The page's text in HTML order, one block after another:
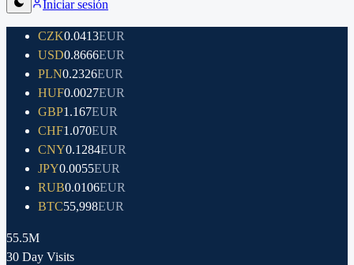
Iniciar sesión
CZK0.0413EUR
USD0.8666EUR
PLN0.2326EUR
HUF0.0027EUR
GBP1.167EUR
CHF1.070EUR
CNY0.1284EUR
JPY0.0055EUR
RUB0.0106EUR
BTC55,998EUR
55.5M
30 Day Visits